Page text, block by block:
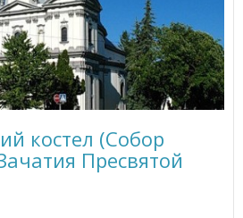
костел (Собор
Пресвятой